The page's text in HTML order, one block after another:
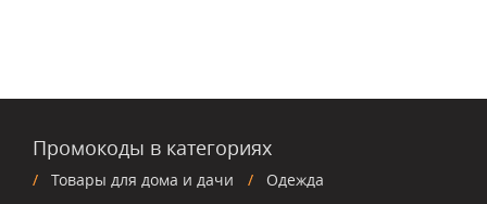
Промокоды в категориях
Товары для дома и дачи Одежда